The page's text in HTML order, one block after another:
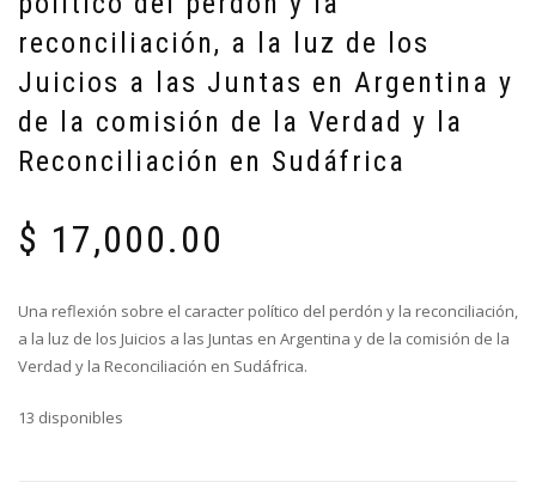
reconciliación, a la luz de los
Juicios a las Juntas en Argentina y
de la comisión de la Verdad y la
Reconciliación en Sudáfrica
$ 17,000.00
Una reflexión sobre el caracter político del perdón y la reconciliación,
a la luz de los Juicios a las Juntas en Argentina y de la comisión de la
Verdad y la Reconciliación en Sudáfrica.
13 disponibles